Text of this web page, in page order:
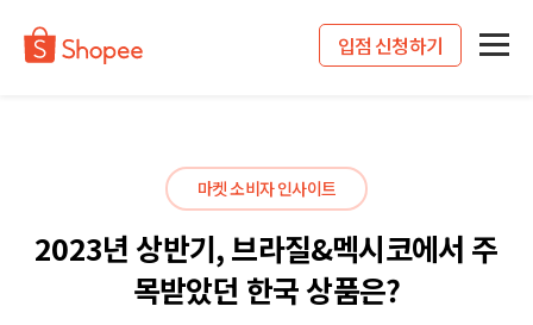
입점 신청하기
마켓 소비자 인사이트
2023년 상반기, 브라질&멕시코에서 주
목받았던 한국 상품은?